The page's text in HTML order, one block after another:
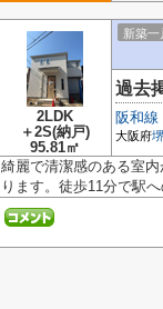
2LDK
＋2S(納戸)
95.81㎡
新築一
過去
阪和線
大阪府
綺麗で清潔感のある室
ります。徒歩11分で駅